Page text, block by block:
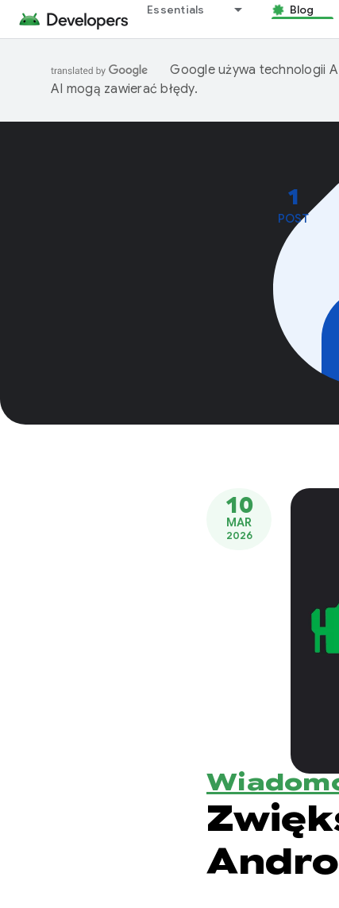
Essentials Blog
Google używa technologii
AI mogą zawierać błędy.
1
POST
10
MAR
2026